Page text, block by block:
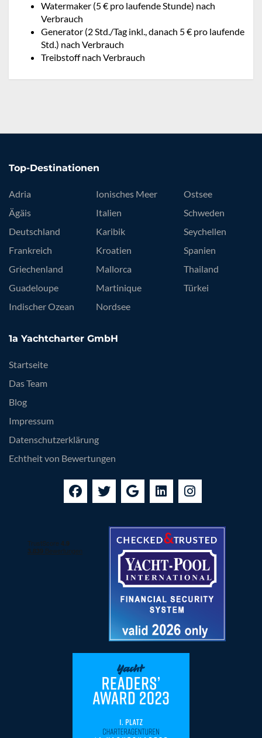
Watermaker (5 € pro laufende Stunde) nach
Verbrauch
Generator (2 Std./Tag inkl., danach 5 € pro laufende
Std.) nach Verbrauch
Treibstoff nach Verbrauch
Top-Destinationen
Adria
Ägäis
Deutschland
Frankreich
Griechenland
Guadeloupe
Indischer Ozean
Ionisches Meer
Italien
Karibik
Kroatien
Mallorca
Martinique
Nordsee
Ostsee
Schweden
Seychellen
Spanien
Thailand
Türkei
1a Yachtcharter GmbH
Startseite
Das Team
Blog
Impressum
Datenschutzerklärung
Echtheit von Bewertungen